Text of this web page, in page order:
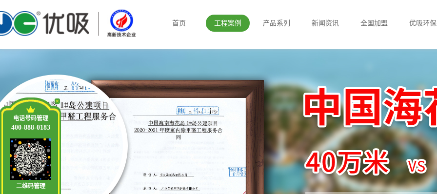
首页 工程案例 产品系列 新闻资讯 全国加盟 优吸环保
电话号码管理
400-888-0183
二维码管理